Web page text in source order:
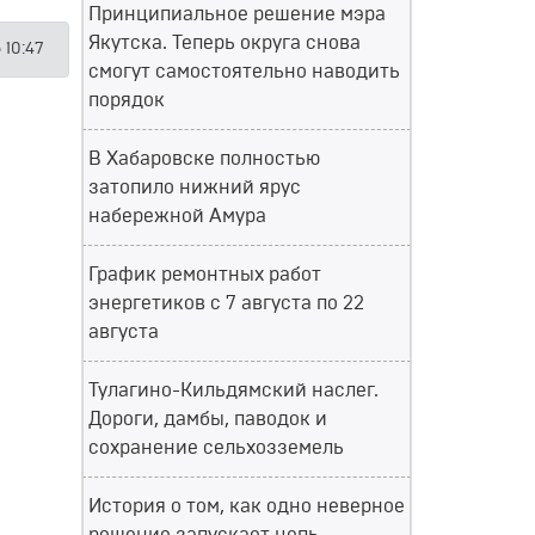
Принципиальное решение мэра
Якутска. Теперь округа снова
смогут самостоятельно наводить
порядок
В Хабаровске полностью
затопило нижний ярус
набережной Амура
График ремонтных работ
энергетиков с 7 августа по 22
августа
Тулагино-Кильдямский наслег.
Дороги, дамбы, паводок и
сохранение сельхозземель
История о том, как одно неверное